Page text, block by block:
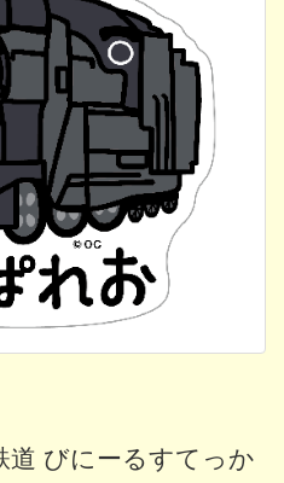
道 びにーるすてっか